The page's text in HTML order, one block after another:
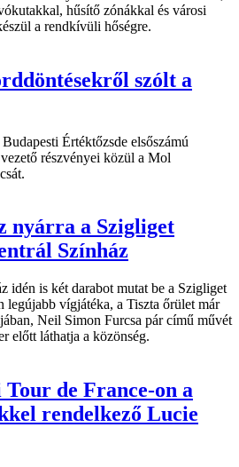
hűsítő zónákkal és városi
a rendkívüli hőségre.
szólt a
Értéktőzsde elsőszámú
részvényei közül a Mol
nyárra a Szigliget
Színház
idén is két darabot mutat be a Szigliget
vígjátéka, a Tiszta őrület már
Neil Simon Furcsa pár című művét
előtt láthatja a közönség.
de France-on a
rendelkező Lucie